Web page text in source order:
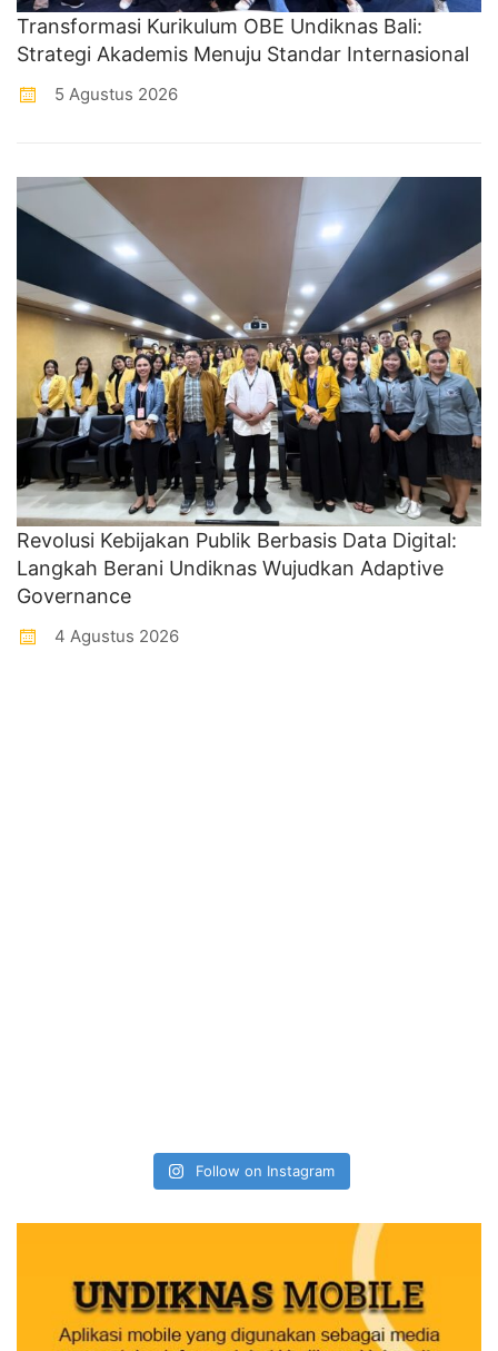
Transformasi Kurikulum OBE Undiknas Bali:
Strategi Akademis Menuju Standar Internasional
5 Agustus 2026
Revolusi Kebijakan Publik Berbasis Data Digital:
Langkah Berani Undiknas Wujudkan Adaptive
Governance
4 Agustus 2026
Follow on Instagram